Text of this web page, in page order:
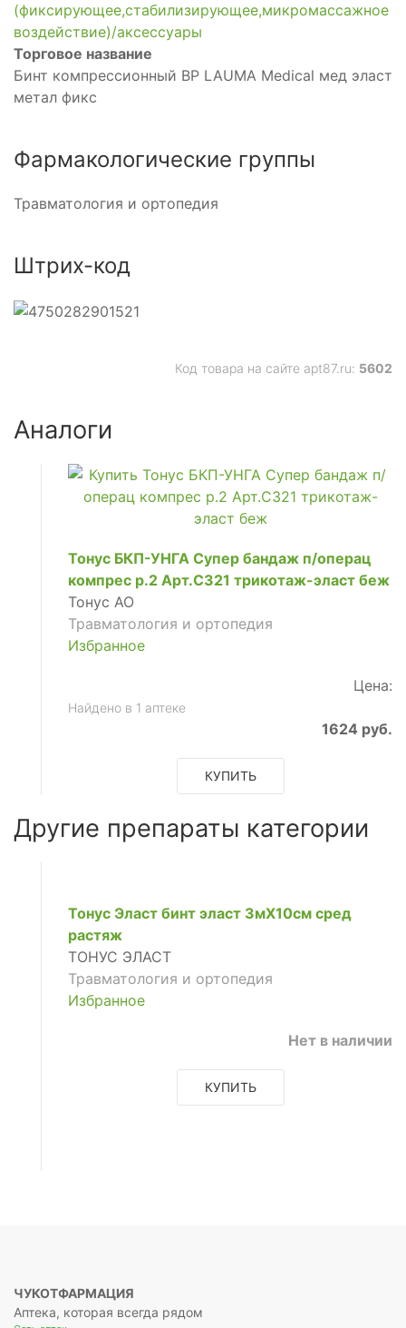
(фиксирующее,стабилизирующее,микромассажное
воздействие)/аксессуары
Торговое название
Бинт компрессионный ВР LAUMA Medical мед эласт
метал фикс
Фармакологические группы
Травматология и ортопедия
Штрих-код
Код товара на сайте apt87.ru: 5602
Аналоги
Тонус БКП-УНГА Супер бандаж п/операц
компрес р.2 Арт.С321 трикотаж-эласт беж
Тонус АО
Травматология и ортопедия
Избранное
Цена:
Найдено в 1 аптеке
1624 руб.
КУПИТЬ
Другие препараты категории
Тонус Эласт бинт эласт 3мX10см сред
растяж
ТОНУС ЭЛАСТ
Травматология и ортопедия
Избранное
Нет в наличии
КУПИТЬ
ЧУКОТФАРМАЦИЯ
Аптека, которая всегда рядом